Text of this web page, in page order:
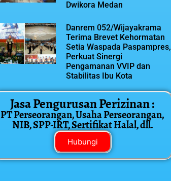
Dwikora Medan
Danrem 052/Wijayakrama
Terima Brevet Kehormatan
Setia Waspada Paspampres,
Perkuat Sinergi
Pengamanan VVIP dan
Stabilitas Ibu Kota
Jasa Pengurusan Perizinan :
PT Perseorangan, Usaha Perseorangan,
NIB, SPP-IRT, Sertifikat Halal, dll.
Hubungi